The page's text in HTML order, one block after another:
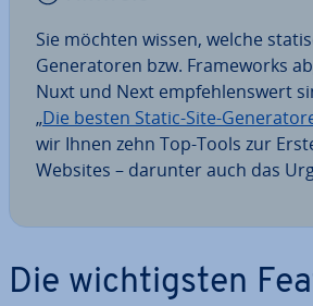
Sie möchten wissen, welche
Ge­ne­ra­to­ren bzw. Frame­works
Nuxt und Next emp­feh­lens­wert
„Die besten Static-Site-
wir Ihnen zehn Top-Tools zur
Websites – darunter auch das
Die wich­tigs­ten